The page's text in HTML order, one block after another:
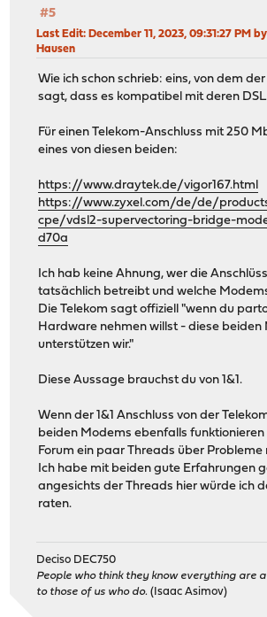
#5
Last Edit: December 11, 2023, 09:31:27 PM
Hausen
Wie ich schon schrieb: eins, von dem der
sagt, dass es kompatibel mit deren
Für einen Telekom-Anschluss mit 250
eines von diesen beiden:
https://www.draytek.de/vigor167.html
https://www.zyxel.com/de/de/
cpe/vdsl2-supervectoring-bridge-
d70a
Ich hab keine Ahnung, wer die
tatsächlich betreibt und welche
Die Telekom sagt offiziell "wenn du
Hardware nehmen willst - diese beiden
unterstützen wir."
Diese Aussage brauchst du von 1&1.
Wenn der 1&1 Anschluss von der
beiden Modems ebenfalls funktionieren
Forum ein paar Threads über Probleme
Ich habe mit beiden gute Erfahrungen
angesichts der Threads hier würde ich
raten.
Deciso DEC750
People who think they know everything are
to those of us who do. (Isaac Asimov)